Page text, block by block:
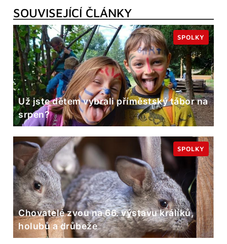
SOUVISEJÍCÍ ČLÁNKY
Už jste dětem vybrali příměstský tábor na
srpen?
SPOLKY
Chovatelé zvou na 66. výstavu králíků,
holubů a drůbeže
SPOLKY